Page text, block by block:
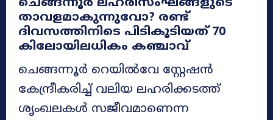
ചെങ്ങന്നൂർ ലഹരിസംഘങ്ങളുടെ
താവളമാകുന്നുവോ? രണ്ട്
ദിവസത്തിനിടെ പിടികൂടിയത് 70
കിലോയിലധികം കഞ്ചാവ്
ചെങ്ങന്നൂർ റെയിൽവേ സ്റ്റേഷൻ
കേന്ദ്രീകരിച്ച് വലിയ ലഹരിക്കടത്ത്
ശൃംഖലകൾ സജീവമാണെന്ന